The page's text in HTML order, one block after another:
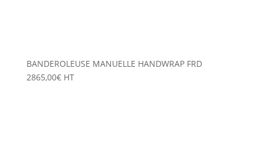
BANDEROLEUSE MANUELLE HANDWRAP FRD
2865,00€ HT